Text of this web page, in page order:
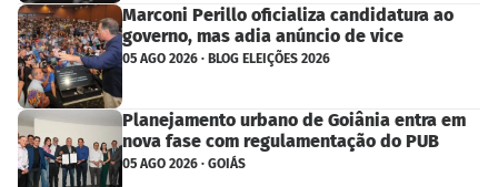
Marconi Perillo oficializa candidatura ao
governo, mas adia anúncio de vice
05 AGO 2026 · BLOG ELEIÇÕES 2026
Planejamento urbano de Goiânia entra em
nova fase com regulamentação do PUB
05 AGO 2026 · GOIÁS